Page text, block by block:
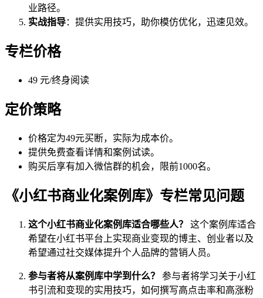
业路径。
实战指导：提供实用技巧，助你模仿优化，迅速见效。
专栏价格
49 元/终身阅读
定价策略
价格定为49元买断，实际为成本价。
提供免费查看详情和案例试读。
购买后享有加入微信群的机会，限前1000名。
《小红书商业化案例库》专栏常见问题
这个小红书商业化案例库适合哪些人？
这个案例库适合
希望在小红书平台上实现商业变现的博主、创业者以及
希望通过社交媒体提升个人品牌的营销人员。
参与者将从案例库中学到什么？
参与者将学习关于小红
书引流和变现的实用技巧，如何撰写高点击率和高涨粉